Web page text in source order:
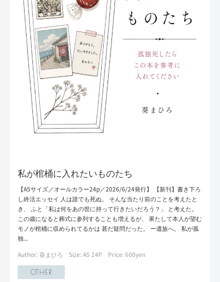
私が棺桶に入れたいものたち
【A5サイズ／オールカラー24p／2026/6/24発行】 【新刊】書き下ろ
し終活エッセイ 人は誰でも死ぬ。 そんな当たり前のことを考えたと
き、 ふと「私は何をあの世に持って行きたいだろう？」 と考えた。
この歳になると葬式に参列することも増えるが、 果たして本人が望む
モノが棺桶に収められてるかは 甚だ疑問だった。 ー遺族へ。 私が孤
独...
Author: 葵まひろ
Size: A5 24P Price: 600yen
OTHER